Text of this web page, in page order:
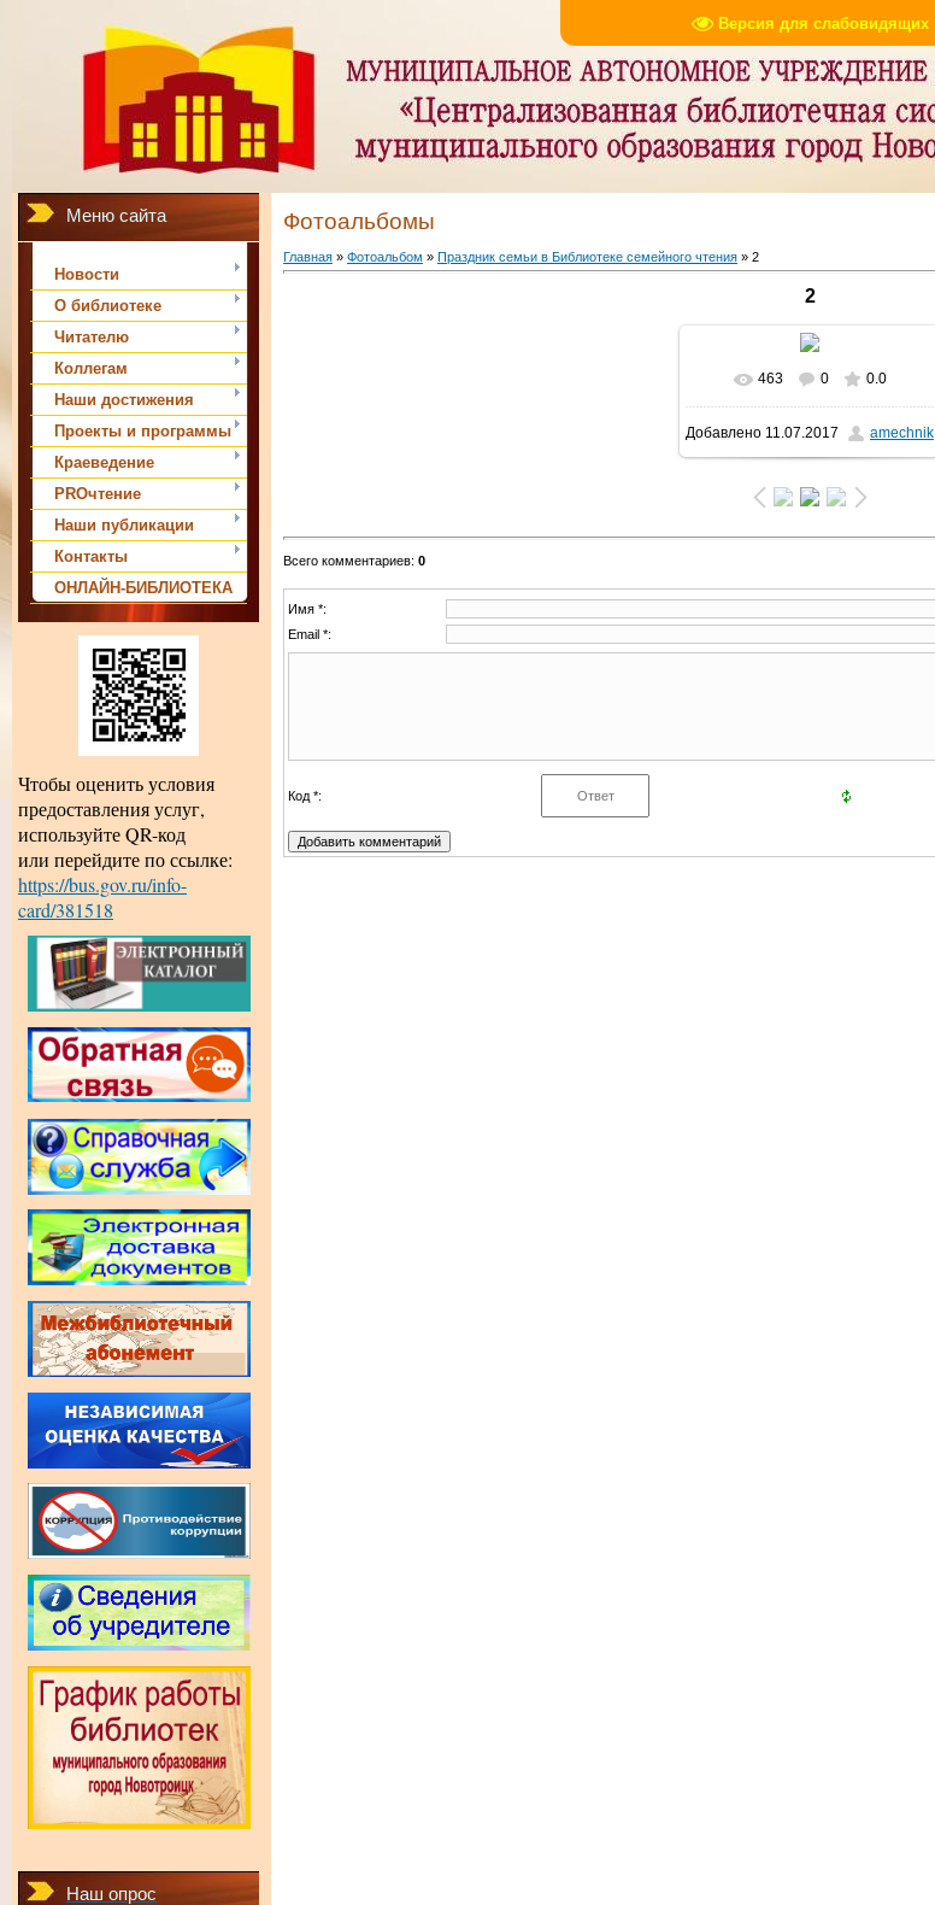
Версия для слабовидящих
Меню сайта
Новости
О библиотеке
Читателю
Коллегам
Наши достижения
Проекты и программы
Краеведение
PROчтение
Наши публикации
Контакты
ОНЛАЙН-БИБЛИОТЕКА
Чтобы оценить условия
предоставления услуг,
используйте QR-код
или перейдите по ссылке:
https://bus.gov.ru/info-
card/381518
Наш опрос
Фотоальбомы
Главная » Фотоальбом » Праздник семьи в Библиотеке семейного чтения » 2
2
В реальном размере 768x986
/ 179.8Kb
463 0 0.0
Добавлено 11.07.2017 amechnik
Всего комментариев: 0
Имя *:
Email *:
Код *: